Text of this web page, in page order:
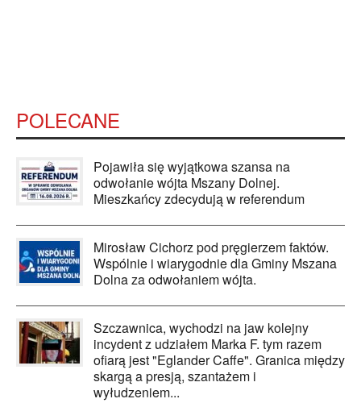
POLECANE
Pojawiła się wyjątkowa szansa na
odwołanie wójta Mszany Dolnej.
Mieszkańcy zdecydują w referendum
Mirosław Cichorz pod pręgierzem faktów.
Wspólnie i wiarygodnie dla Gminy Mszana
Dolna za odwołaniem wójta.
Szczawnica, wychodzi na jaw kolejny
incydent z udziałem Marka F. tym razem
ofiarą jest "Eglander Caffe". Granica między
skargą a presją, szantażem i
wyłudzeniem...